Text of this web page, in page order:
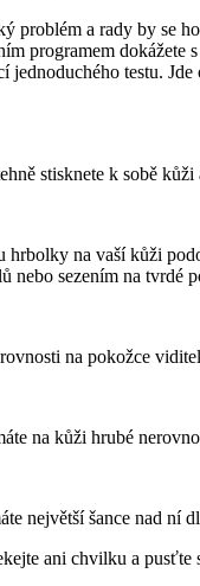
problém a rady by se
programem
testu.
stisknete k sobě
na vaší kůži
nebo sezením na tvrdé
na pokožce
na kůži hrubé
největší šance nad
ani chvilku a